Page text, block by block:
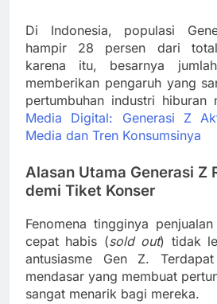
Di Indonesia, populasi
hampir 28 persen dari
karena itu, besarnya
memberikan pengaruh yang
pertumbuhan industri hiburan
Media Digital: Generasi Z
Media dan Tren Konsumsinya
Alasan Utama Generasi Z
demi Tiket Konser
Fenomena tingginya
cepat habis (sold out) tidak
antusiasme Gen Z.
mendasar yang membuat
sangat menarik bagi mereka.